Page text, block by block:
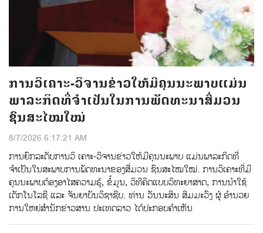
ການວິເຄາະ-ວິຈານຂ່າວໃຫ້ມີຄຸນນະພາບແມ່ນ
ພາລະກິດທີ່ຈຳເປັນໃນການພັດທະນາສື່ມວນ
ຊົນສະໄໝໃໝ່
8/7/2026 6:17:21 AM
ການຍົກລະດັບການວິ ເຄາະ-ວິຈານຂ່າວໃຫ້ມີຄຸນນະພາບ ແມ່ນພາລະກິດທີ່
ຈຳເປັນໃນສະພາບການພັດທະນາຂອງສື່ມວນ ຊົນສະໄໝໃໝ່. ການວິເຄາະທີ່ມີ
ຄຸນນະພາບຕ້ອງອາໄສຄວາມຮູ້, ຂໍ້ມູນ, ວິທີຄິດແບບວິທະຍາສາດ, ການນຳໃຊ້
ເຕັກໂນໂລຊີ ແລະ ຈັນຍາບັນວິຊາຊີບ. ທ່ານ ວັນນະສິນ ສິມມະວົງ ຜູ້ ອໍານວຍ
ການໃຫຍ່ສໍານັກຂ່າວສານ ປະເທດລາວ ໄດ້ປະກອບຄໍາເຫັນ